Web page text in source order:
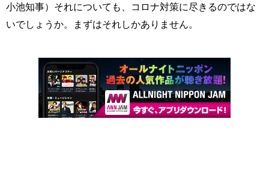
小池知事）それについても、コロナ対策に尽きるのではな
いでしょうか。まずはそれしかありません。